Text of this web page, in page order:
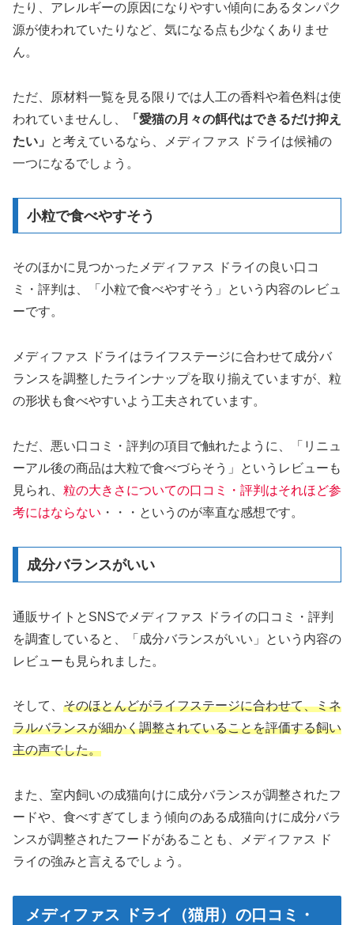
たり、アレルギーの原因になりやすい傾向にあるタンパク
源が使われていたりなど、気になる点も少なくありませ
ん。
ただ、原材料一覧を見る限りでは人工の香料や着色料は使
われていませんし、
「愛猫の月々の餌代はできるだけ抑え
たい」
と考えているなら、メディファス ドライは候補の
一つになるでしょう。
小粒で食べやすそう
そのほかに見つかったメディファス ドライの良い口コ
ミ・評判は、「小粒で食べやすそう」という内容のレビュ
ーです。
メディファス ドライはライフステージに合わせて成分バ
ランスを調整したラインナップを取り揃えていますが、粒
の形状も食べやすいよう工夫されています。
ただ、悪い口コミ・評判の項目で触れたように、「リニュ
ーアル後の商品は大粒で食べづらそう」というレビューも
見られ、 粒の大きさについての口コミ・評判はそれほど参
考にはならない ・・・というのが率直な感想です。
成分バランスがいい
通販サイトとSNSでメディファス ドライの口コミ・評判
を調査していると、「成分バランスがいい」という内容の
レビューも見られました。
そして、 そのほとんどがライフステージに合わせて、ミネ
ラルバランスが細かく調整されていることを評価する飼い
主の声でした。
また、室内飼いの成猫向けに成分バランスが調整されたフ
ードや、食べすぎてしまう傾向のある成猫向けに成分バラ
ンスが調整されたフードがあることも、メディファス ド
ライの強みと言えるでしょう。
メディファス ドライ（猫用）の口コミ・